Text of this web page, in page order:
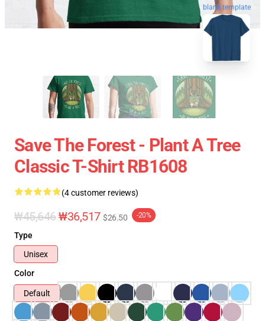
blank template
Save The Forest - Plant A Tree
Classic T-Shirt RB1608
(4 customer reviews)
₩45,646₩36,517 $26.50 -20%
Type
Unisex
Color
Default